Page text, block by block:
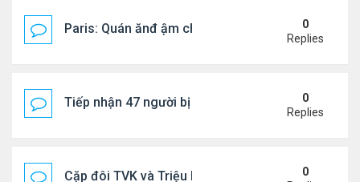
Paris: Quán ănđ ậm chất Việt đông kín khách chờ
0
Replies
Tiếp nhận 47 người bị Mỹ trục xuất, Công an
0
Replies
Cặp đôi TVK và Triệu Mẫn được yêu thích nhất
0